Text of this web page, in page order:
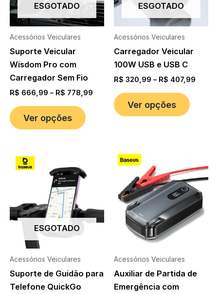
ESGOTADO
Acessórios Veiculares
Suporte Veicular
Wisdom Pro com
Carregador Sem Fio
R$ 666,99 – R$ 778,99
Ver opções
ESGOTADO
Acessórios Veiculares
Carregador Veicular
100W USB e USB C
R$ 320,99 – R$ 407,99
Ver opções
ESGOTADO
Acessórios Veiculares
Suporte de Guidão para
Telefone QuickGo
Acessórios Veiculares
Auxiliar de Partida de
Emergência com